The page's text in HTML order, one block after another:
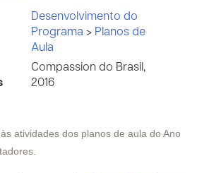
Desenvolvimento do
Programa > Planos de
Aula
Compassion do Brasil,
2016
atividades dos planos de aula do Ano